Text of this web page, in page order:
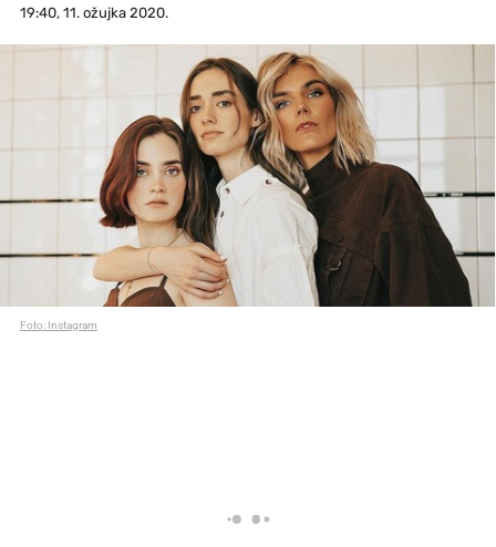
19:40, 11. ožujka 2020.
Foto: Instagram